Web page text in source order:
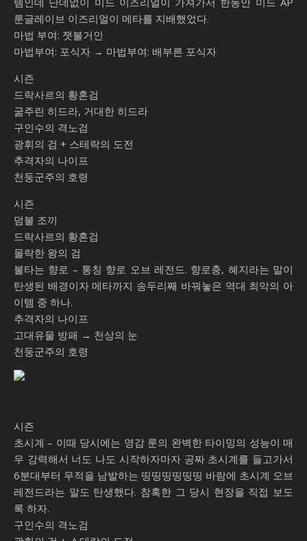
룬글레이브 이즈리얼이 메타를 지배했었다.
마법 부여: 잿불거인
마법부여: 포식자 → 마법부여: 배부른 포식자
시즌
드락사르의 황혼검
굶주린 히드라, 거대한 히드라
구인수의 격노검
광휘의 검 + 스테락의 도전
추격자의 나이프
천둥군주의 호령
시즌
덤불 조끼
드락사르의 황혼검
몰락한 왕의 검
불타는 향로 – 통칭 향로 오브 레전드. 향로충, 혜지라는 말이
탄생된 배경이자 메타까지 송두리째 바꿔놓은 역대 최악의 아
이템 중 하나.
추격자의 나이프
고대유물 방패 → 천상의 눈
천둥군주의 호령
시즌
초시계 – 이때 당시에는 영감 룬의 완벽한 타이밍의 성능이 매
우 강력해서 너도 나도 시작하자마자 공짜 초시계를 들고가서
6분대부터 무적을 남발하는 띵띵띵띵띵띵 바람에 초시계 오브
레전드라는 말도 탄생했다. 참혹한 그 당시 현장을 직접 보도
록 하자.
구인수의 격노검